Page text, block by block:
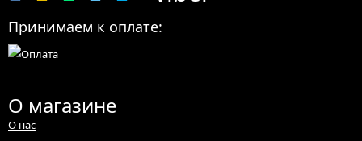
Принимаем к оплате:
О магазине
О нас